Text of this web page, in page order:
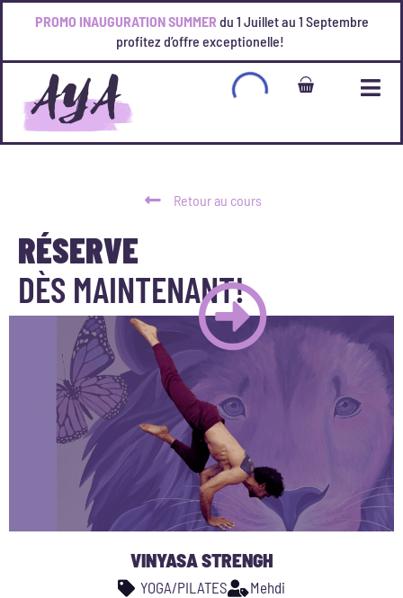
PROMO INAUGURATION SUMMER du 1 Juillet au 1 Septembre
profitez d’offre exceptionelle!
Retour au cours
RÉSERVE
DÈS MAINTENANT!
VINYASA STRENGH
YOGA/PILATES Mehdi